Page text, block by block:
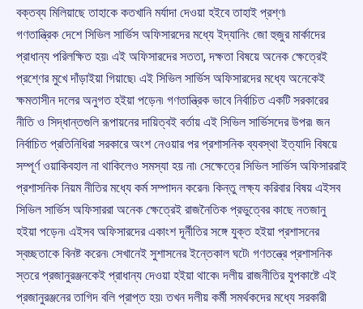
বক্তব্য মিলিয়াছে তাহাকে কতখানি মর্যাদা দেওয়া হইবে তাহাই প্রশ্ণ৷
গণতান্ত্রিক দেশে সিভিল সার্ভিস অফিসারদের মধ্যে ইদ্যানিং জো হুজুর মার্কাদের
প্রাধান্য পরিলক্ষিত হয়৷ এই অফিসারদের সততা, দক্ষতা বিষয়ে অনেক ক্ষেত্রেই
প্রশ্ণের মুখে দাঁড়াইয়া গিয়াছে৷ এই সিভিল সার্ভিস অফিসারদের মধ্যে অনেকেই
ক্ষমতাসীন দলের অনুগত হইয়া পড়েন৷ গণতান্ত্রিক ভাবে নির্বাচিত একটি সরকারের
নীতি ও সিদ্ধান্তগুলি রূপায়নের দায়িত্বই বর্তায় এই সিভিল সার্ভিসদের উপর৷ জন
নির্বাচিত প্রতিনিধিরা সরকারে অংশ নেওয়ার পর প্রশাসনিক ব্যবস্থা ইত্যাদি বিষয়ে
সম্পূর্ণ ওয়াকিবহাল না থাকিলেও সমস্যা হয় না৷ সেক্ষেত্রে সিভিল সার্ভিস অফিসাররাই
প্রশাসনিক নিয়ম নীতির মধ্যে কর্ম সম্পাদন করেন৷ কিন্তু লক্ষ্য করিবার বিষয় এইসব
সিভিল সার্ভিস অফিসাররা অনেক ক্ষেত্রেই রাজনৈতিক প্রভুত্বের কাছে নতজানু
হইয়া পড়েন৷ এইসব অফিসারদের একাংশ দূর্নীতির সঙ্গে যুক্ত হইয়া প্রশাসনের
স্বচ্ছতাকে বিনষ্ট করেন৷ সেখানেই সুশাসনের ইন্তেকাল ঘটে৷ গণতন্ত্রে প্রশাসনিক
স্তরে প্রজানুরঞ্জনকেই প্রাধান্য দেওয়া হইয়া থাকে৷ দলীয় রাজনীতির যুপকাষ্টে এই
প্রজানুরঞ্জনের তাগিদ বলি প্রাপ্ত হয়৷ তখন দলীয় কর্মী সমর্থকদের মধ্যে সরকারী